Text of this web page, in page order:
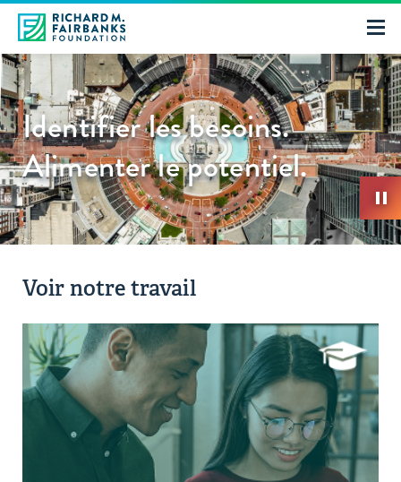
Identifier les besoins.
Alimenter le potentiel.
Voir notre travail